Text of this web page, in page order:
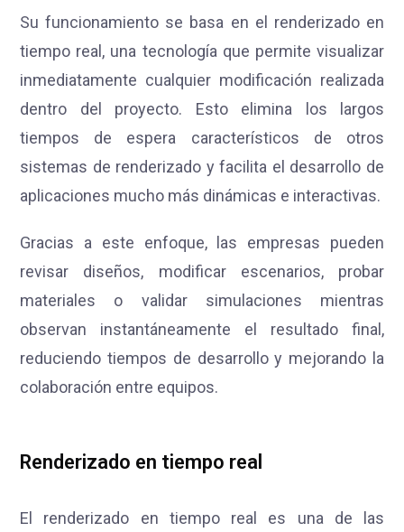
Su funcionamiento se basa en el renderizado en
tiempo real, una tecnología que permite visualizar
inmediatamente cualquier modificación realizada
dentro del proyecto. Esto elimina los largos
tiempos de espera característicos de otros
sistemas de renderizado y facilita el desarrollo de
aplicaciones mucho más dinámicas e interactivas.
Gracias a este enfoque, las empresas pueden
revisar diseños, modificar escenarios, probar
materiales o validar simulaciones mientras
observan instantáneamente el resultado final,
reduciendo tiempos de desarrollo y mejorando la
colaboración entre equipos.
Renderizado en tiempo real
El renderizado en tiempo real es una de las